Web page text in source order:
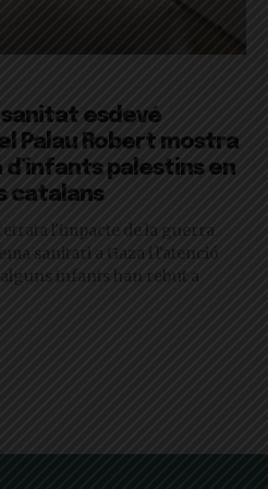
sanitat esdevé
Palau Robert mostra
d’infants palestins en
catalans
l'impacte de la guerra
sanitari a Gaza i l'atenció
infants han rebut a